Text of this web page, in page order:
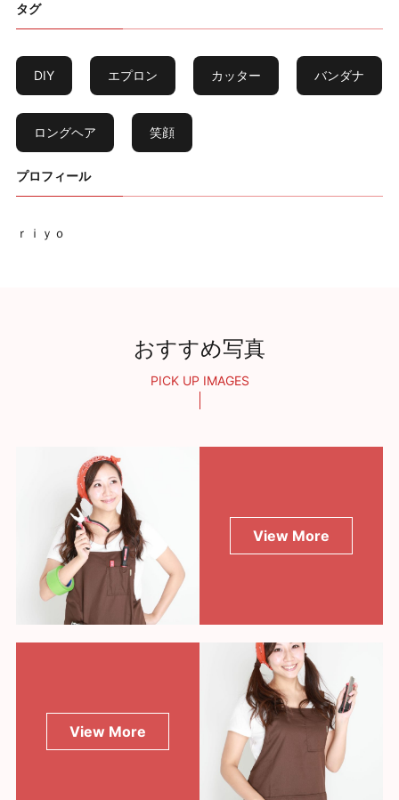
タグ
DIY エプロン カッター バンダナ
ロングヘア 笑顔
プロフィール
ｒｉｙｏ
おすすめ写真
PICK UP IMAGES
View More
View More